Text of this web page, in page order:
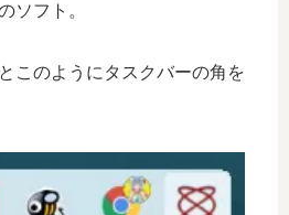
ソフト。
このようにタスクバーの角を